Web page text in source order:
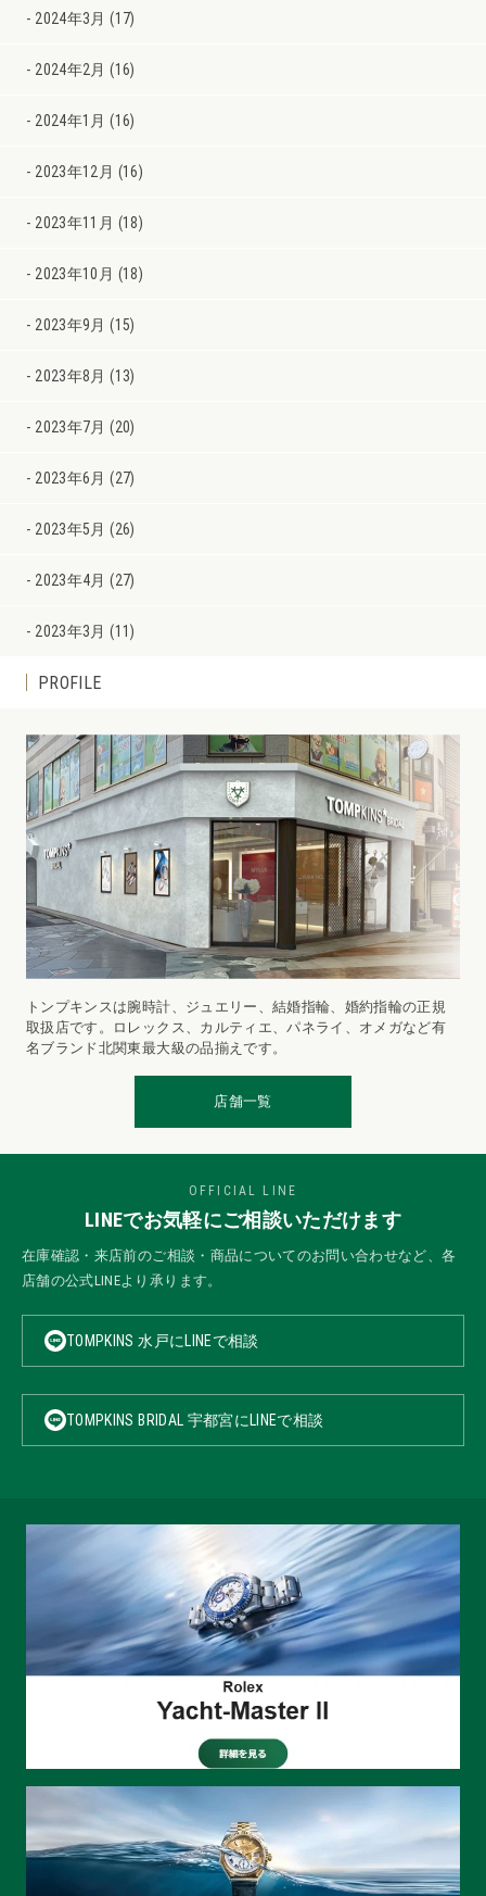
2024年3月 (17)
2024年2月 (16)
2024年1月 (16)
2023年12月 (16)
2023年11月 (18)
2023年10月 (18)
2023年9月 (15)
2023年8月 (13)
2023年7月 (20)
2023年6月 (27)
2023年5月 (26)
2023年4月 (27)
2023年3月 (11)
PROFILE
トンプキンスは腕時計、ジュエリー、結婚指輪、婚約指輪の正規
取扱店です。ロレックス、カルティエ、パネライ、オメガなど有
名ブランド北関東最大級の品揃えです。
店舗一覧
OFFICIAL LINE
LINEでお気軽にご相談いただけます
在庫確認・来店前のご相談・商品についてのお問い合わせなど、各
店舗の公式LINEより承ります。
TOMPKINS 水戸にLINEで相談
TOMPKINS BRIDAL 宇都宮にLINEで相談